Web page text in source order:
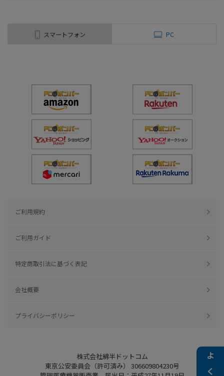
スマートフォン PC
ご利用規約
ご利用ガイド
特定商取引法に基づく表記
会社概要
プライバシーポリシー
株式会社綿半ドットコム
東京公安委員会（許可済み） 306609804230号